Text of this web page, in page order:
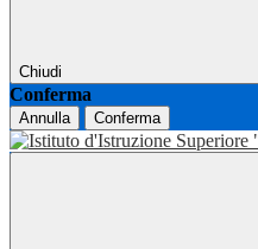
Chiudi
Conferma
Annulla Conferma